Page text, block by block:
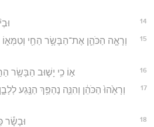
14
15
וְרָאָ֧ה הַכֹּהֵ֛ן אֶת־הַבָּשָׂ֥ר הַחַ֖י
16 א֣וֹ כִ֥י יָשׁ֛וּב הַבָּשָׂ֥ר
17
וְרָאָ֙הוּ֙ הַכֹּהֵ֔ן וְהִנֵּ֛ה נֶהְפַּ֥ךְ הַנֶּ֖גַע
18 וּבָשָׂ֕ר